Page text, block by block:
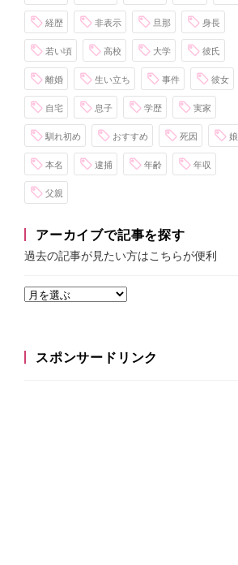
経歴 非表示 旦那 身長
若い頃 高校 大学 彼氏
離婚 生い立ち 事件 彼女
自宅 息子 学歴 実家
馴れ初め おすすめ 死因 娘
本名 逮捕 年齢 年収
父親
アーカイブで記事を探す
過去の記事が見たい方はこちらが便利
スポンサードリンク